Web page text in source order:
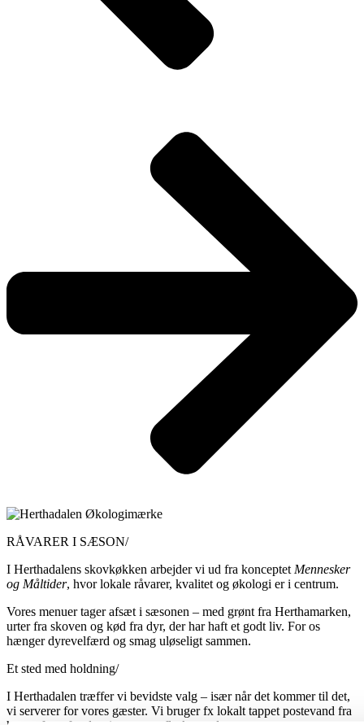
RÅVARER I SÆSON/
I Herthadalens skovkøkken arbejder vi ud fra konceptet Mennesker
og Måltider, hvor lokale råvarer, kvalitet og økologi er i centrum.
Vores menuer tager afsæt i sæsonen – med grønt fra Herthamarken,
urter fra skoven og kød fra dyr, der har haft et godt liv. For os
hænger dyrevelfærd og smag uløseligt sammen.
Et sted med holdning/
I Herthadalen træffer vi bevidste valg – især når det kommer til det,
vi serverer for vores gæster. Vi bruger fx lokalt tappet postevand fra